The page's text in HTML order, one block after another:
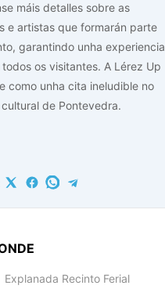
máis detalles sobre as
e artistas que formarán parte
garantindo unha experiencia
os visitantes. A Lérez Up
como unha cita ineludible no
de Pontevedra.
Explanada Recinto Ferial